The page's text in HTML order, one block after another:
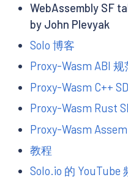
WebAssembly SF
by John Plevyak
Solo 博客
Proxy-Wasm ABI 规
Proxy-Wasm C++
Proxy-Wasm Rust
Proxy-Wasm
教程
Solo.io 的 YouTube